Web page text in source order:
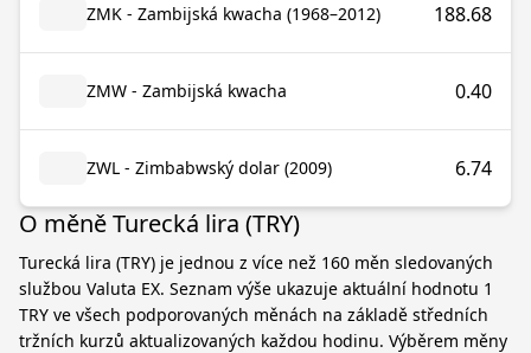
ZMK - Zambijská kwacha (1968–2012) 188.68
ZMW - Zambijská kwacha 0.40
ZWL - Zimbabwský dolar (2009) 6.74
O měně Turecká lira (TRY)
Turecká lira (TRY) je jednou z více než 160 měn sledovaných
službou Valuta EX. Seznam výše ukazuje aktuální hodnotu 1
TRY ve všech podporovaných měnách na základě středních
tržních kurzů aktualizovaných každou hodinu. Výběrem měny